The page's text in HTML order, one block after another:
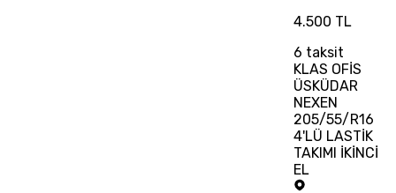
4.500 TL
6 taksit
KLAS OFİS
ÜSKÜDAR
NEXEN
205/55/R16
4'LÜ LASTİK
TAKIMI İKİNCİ
EL